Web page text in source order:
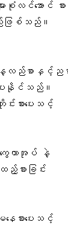
လင်အောင် စား
ည်ဖြစ်သည်။
လည်စာနှင့်ညစ
းနိုင်သည်။
ားပေးသင့်
ကွေကာအုပ် နဲ့
ားခြင်း
စားပေးသင့်